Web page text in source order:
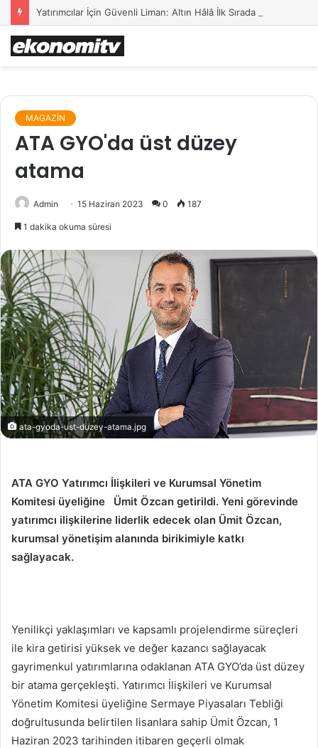
Yatırımcılar İçin Güvenli Liman: Altın Hâlâ İlk Sırada mı?
MAGAZİN
ATA GYO'da üst düzey
atama
Admin 15 Haziran 2023 0 187
1 dakika okuma süresi
ata-gyoda-ust-duzey-atama.jpg
ATA GYO Yatırımcı İlişkileri ve Kurumsal Yönetim
Komitesi üyeliğine Ümit Özcan getirildi. Yeni görevinde
yatırımcı ilişkilerine liderlik edecek olan Ümit Özcan,
kurumsal yönetişim alanında birikimiyle katkı
sağlayacak.
Yenilikçi yaklaşımları ve kapsamlı projelendirme süreçleri
ile kira getirisi yüksek ve değer kazancı sağlayacak
gayrimenkul yatırımlarına odaklanan ATA GYO’da üst düzey
bir atama gerçekleşti. Yatırımcı İlişkileri ve Kurumsal
Yönetim Komitesi üyeliğine Sermaye Piyasaları Tebliği
doğrultusunda belirtilen lisanlara sahip Ümit Özcan, 1
Haziran 2023 tarihinden itibaren geçerli olmak